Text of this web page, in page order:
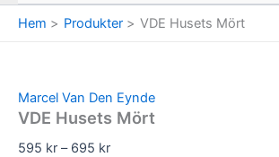
Hem Produkter VDE Husets Mört
Marcel Van Den Eynde
VDE Husets Mört
595 kr – 695 krPrisintervall: